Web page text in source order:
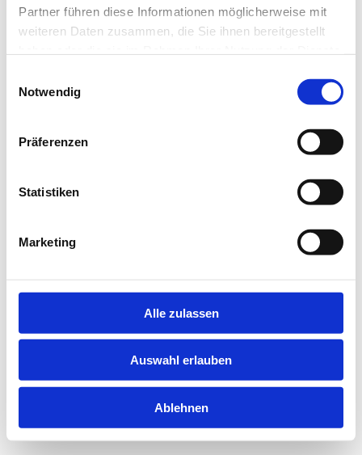
Partner führen diese Informationen möglicherweise mit
weiteren Daten zusammen, die Sie ihnen bereitgestellt
Notwendig
Präferenzen
Statistiken
Marketing
Alle zulassen
Auswahl erlauben
Ablehnen
loadingjobninja.com
for more